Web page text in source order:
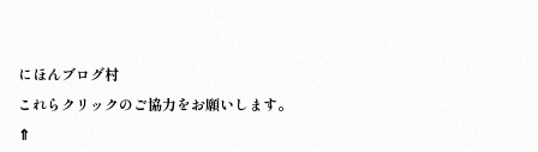
にほんブログ村
これらクリックのご協力をお願いします。
⇑